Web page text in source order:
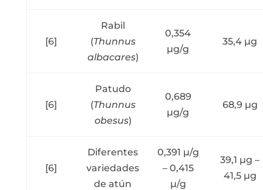
[6]
Rabil
(Thunnus
albacares)
0,354
µg/g
35,4 µg
[6]
Patudo
(Thunnus
obesus)
0,689
µg/g
68,9 µg
[6]
Diferentes
variedades
de atún
0,391 µ/g
– 0,415
µ/g
39,1 µg –
41,5 µg